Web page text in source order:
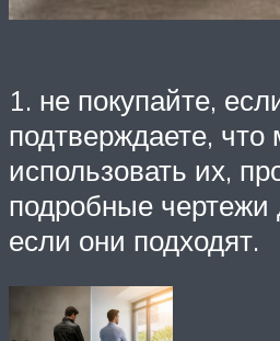
1. не покупайте,
подтверждаете, что
использовать их,
подробные чертежи
если они подходят.